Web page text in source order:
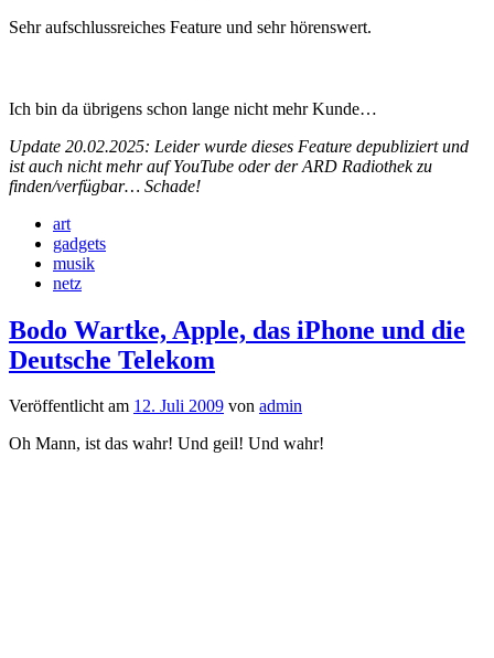
Sehr aufschlussreiches Feature und sehr hörenswert.
Ich bin da übrigens schon lange nicht mehr Kunde…
Update 20.02.2025: Leider wurde dieses Feature depubliziert und
ist auch nicht mehr auf YouTube oder der ARD Radiothek zu
finden/verfügbar… Schade!
art
gadgets
musik
netz
Bodo Wartke, Apple, das iPhone und die
Deutsche Telekom
Veröffentlicht am 12. Juli 2009 von admin
Oh Mann, ist das wahr! Und geil! Und wahr!